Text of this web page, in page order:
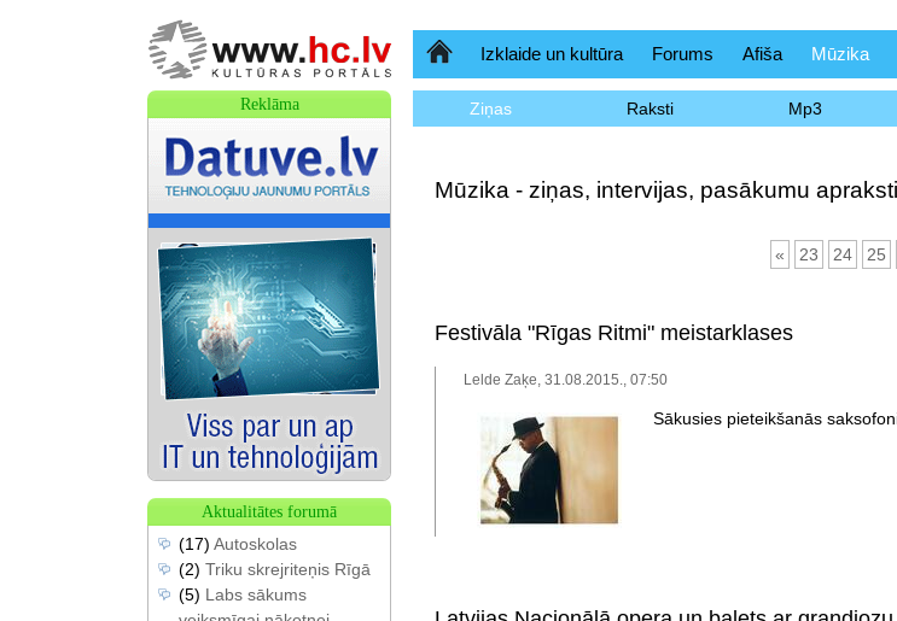
SākumlapaIzklaide un kultūra Forums Afiša Mūzika
Ziņas Raksti Mp3
Mūzika - ziņas, intervijas, pasākumu apraksti
« 23 24 25
Festivāla "Rīgas Ritmi" meistarklases
Lelde Zaķe, 31.08.2015., 07:50
Sākusies pieteikšanās
Reklāma
Aktualitātes forumā
(17) Autoskolas
(2) Triku skrejriteņis Rīgā
(5) Labs sākums